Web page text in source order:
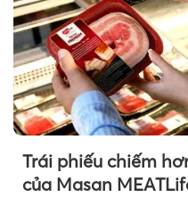
Trái phiếu chiếm
của Masan